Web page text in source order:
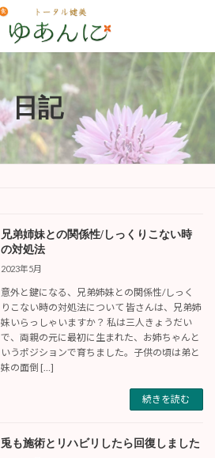
日記
兄弟姉妹との関係性/しっくりこない時
の対処法
2023年5月
意外と鍵になる、兄弟姉妹との関係性/しっく
りこない時の対処法について 皆さんは、兄弟姉
妹いらっしゃいますか？ 私は三人きょうだい
で、両親の元に最初に生まれた、お姉ちゃんと
いうポジションで育ちました。子供の頃は弟と
妹の面倒 […]
続きを読む
兎も施術とリハビリしたら回復しました